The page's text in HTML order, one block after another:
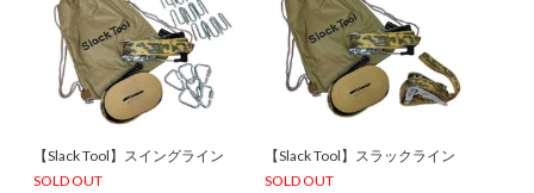
【Slack Tool】スイングライン
SOLD OUT
【Slack Tool】スラックライン
SOLD OUT